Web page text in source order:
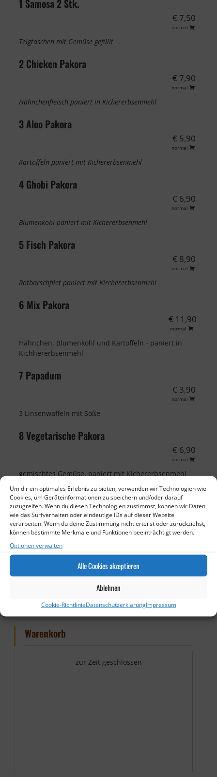
Um dir ein optimales Erlebnis zu bieten, verwenden wir Technologien wie
Cookies, um Geräteinformationen zu speichern und/oder darauf
zuzugreifen. Wenn du diesen Technologien zustimmst, können wir Daten
wie das Surfverhalten oder eindeutige IDs auf dieser Website
verarbeiten. Wenn du deine Zustimmung nicht erteilst oder zurückziehst,
können bestimmte Merkmale und Funktionen beeinträchtigt werden.
Optionen verwalten
Alle Cookies akzeptieren
Ablehnen
Cookie-RichtlinieDatenschutzerklärungImpressum
1 Samosa 2 Stk.
€ 7,50
normal
Teigtaschen mit Gemüse gefüllt
2 Chicken Pakora
€ 7,90
normal
Hähnchenfleisch paniert in Kichererbsenmehl
3 Aloo Pakora
€ 5,90
normal
Kartoffeln paniert mit Kichererbsenmehl
4 Ghobi Pakora
€ 6,90
normal
Blumenkohl paniert mit Kichererbsenmehl
5 Fisch Pakora
€ 8,90
normal
Rotbarschfilet paniert mit Kirchererbsenmehl
6 Mix Pakora
€ 11,90
normal
Hähnchen, Blumenkohl und Kartoffeln - paniert in
Kichhererbsenmehl
7 Papadum
€ 3,90
normal
3 Linsenwaffeln mit Soße
8 Vegetarische Pakora
€ 6,90
normal
gemischtes Gemüse, paniert mit Kichererbsenmehl
Kontakt
06871-9231888
06871-9231889
info[at]royalpalace-lockweiler.de
Warenkorb
zur Zeit geschlossen